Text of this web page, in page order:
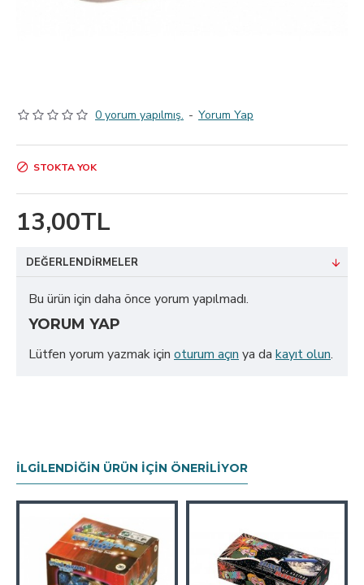
0 yorum yapılmış. - Yorum Yap
13,00TL
STOKTA YOK
DEĞERLENDIRMELER
Bu ürün için daha önce yorum yapılmadı.
YORUM YAP
Lütfen yorum yazmak için oturum açın ya da kayıt olun.
İLGILENDIĞIN ÜRÜN İÇIN ÖNERILIYOR